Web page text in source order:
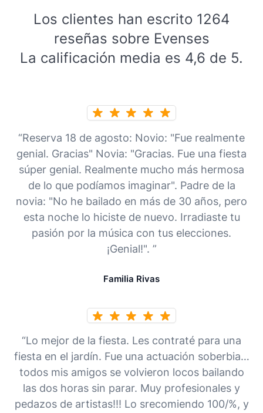
Los clientes han escrito 1264
reseñas sobre Evenses
La calificación media es 4,6 de 5.
“Reserva 18 de agosto: Novio: "Fue realmente
genial. Gracias" Novia: "Gracias. Fue una fiesta
súper genial. Realmente mucho más hermosa
de lo que podíamos imaginar". Padre de la
novia: "No he bailado en más de 30 años, pero
esta noche lo hiciste de nuevo. Irradiaste tu
pasión por la música con tus elecciones.
¡Genial!". ”
Familia Rivas
“Lo mejor de la fiesta. Les contraté para una
fiesta en el jardín. Fue una actuación soberbia…
todos mis amigos se volvieron locos bailando
las dos horas sin parar. Muy profesionales y
pedazos de artistas!!! Lo srecomiendo 100/%, y